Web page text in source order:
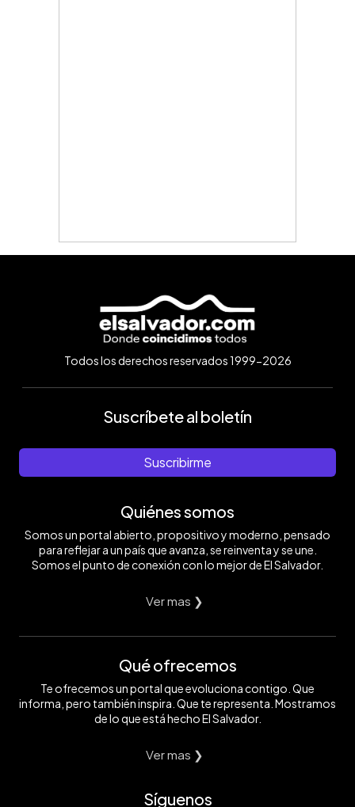
Todos los derechos reservados 1999-2026
Suscríbete al boletín
Suscribirme
Quiénes somos
Somos un portal abierto, propositivo y moderno, pensado
para reflejar a un país que avanza, se reinventa y se une.
Somos el punto de conexión con lo mejor de El Salvador.
Ver mas ❯
Qué ofrecemos
Te ofrecemos un portal que evoluciona contigo. Que
informa, pero también inspira. Que te representa. Mostramos
de lo que está hecho El Salvador.
Ver mas ❯
Síguenos